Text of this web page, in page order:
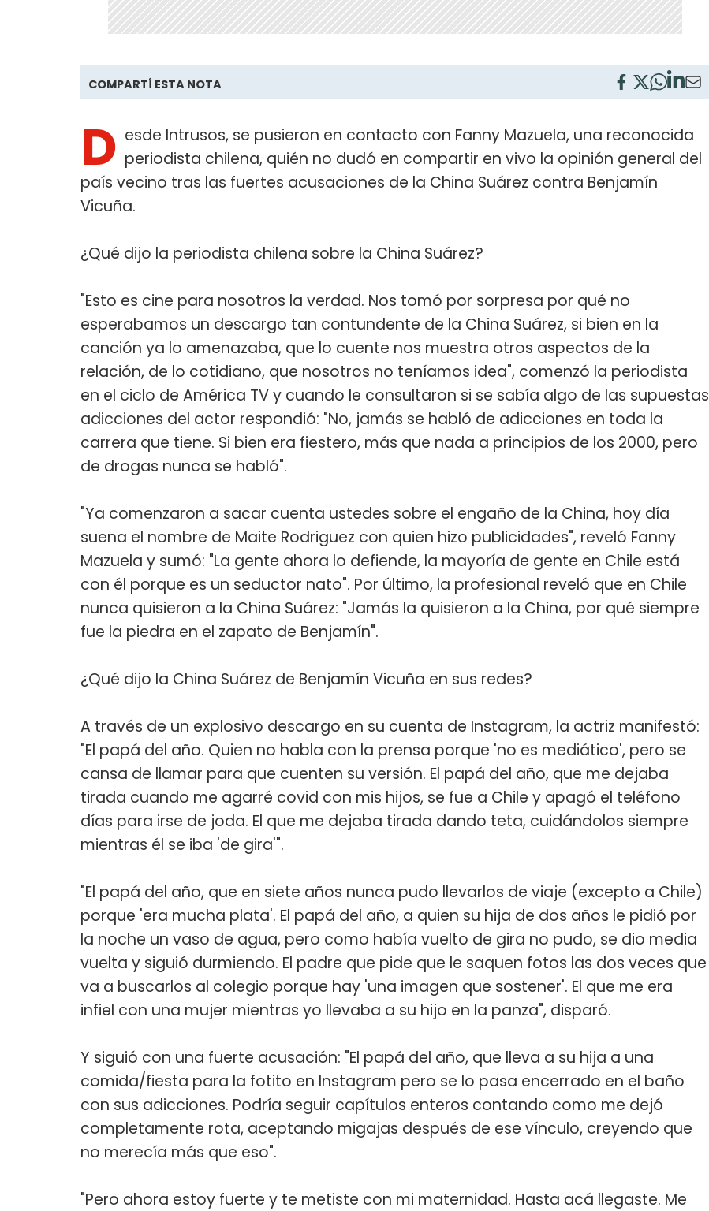
COMPARTÍ ESTA NOTA
D esde Intrusos, se pusieron en contacto con Fanny Mazuela, una reconocida
periodista chilena, quién no dudó en compartir en vivo la opinión general del
país vecino tras las fuertes acusaciones de la China Suárez contra Benjamín
Vicuña.
¿Qué dijo la periodista chilena sobre la China Suárez?
"Esto es cine para nosotros la verdad. Nos tomó por sorpresa por qué no
esperabamos un descargo tan contundente de la China Suárez, si bien en la
canción ya lo amenazaba, que lo cuente nos muestra otros aspectos de la
relación, de lo cotidiano, que nosotros no teníamos idea", comenzó la periodista
en el ciclo de América TV y cuando le consultaron si se sabía algo de las supuestas
adicciones del actor respondió: "No, jamás se habló de adicciones en toda la
carrera que tiene. Si bien era fiestero, más que nada a principios de los 2000, pero
de drogas nunca se habló".
"Ya comenzaron a sacar cuenta ustedes sobre el engaño de la China, hoy día
suena el nombre de Maite Rodriguez con quien hizo publicidades", reveló Fanny
Mazuela y sumó: "La gente ahora lo defiende, la mayoría de gente en Chile está
con él porque es un seductor nato". Por último, la profesional reveló que en Chile
nunca quisieron a la China Suárez: "Jamás la quisieron a la China, por qué siempre
fue la piedra en el zapato de Benjamín".
¿Qué dijo la China Suárez de Benjamín Vicuña en sus redes?
A través de un explosivo descargo en su cuenta de Instagram, la actriz manifestó:
"El papá del año. Quien no habla con la prensa porque 'no es mediático', pero se
cansa de llamar para que cuenten su versión. El papá del año, que me dejaba
tirada cuando me agarré covid con mis hijos, se fue a Chile y apagó el teléfono
días para irse de joda. El que me dejaba tirada dando teta, cuidándolos siempre
mientras él se iba 'de gira'".
"El papá del año, que en siete años nunca pudo llevarlos de viaje (excepto a Chile)
porque 'era mucha plata'. El papá del año, a quien su hija de dos años le pidió por
la noche un vaso de agua, pero como había vuelto de gira no pudo, se dio media
vuelta y siguió durmiendo. El padre que pide que le saquen fotos las dos veces que
va a buscarlos al colegio porque hay 'una imagen que sostener'. El que me era
infiel con una mujer mientras yo llevaba a su hijo en la panza", disparó.
Y siguió con una fuerte acusación: "El papá del año, que lleva a su hija a una
comida/fiesta para la fotito en Instagram pero se lo pasa encerrado en el baño
con sus adicciones. Podría seguir capítulos enteros contando como me dejó
completamente rota, aceptando migajas después de ese vínculo, creyendo que
no merecía más que eso".
"Pero ahora estoy fuerte y te metiste con mi maternidad. Hasta acá llegaste. Me